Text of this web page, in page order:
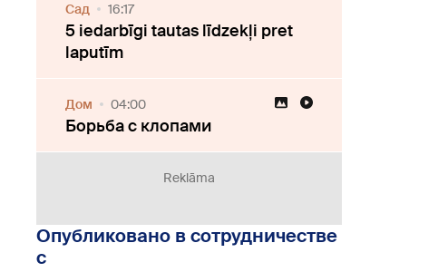
Cад 16:17
5 iedarbīgi tautas līdzekļi pret
laputīm
Дом 04:00
Борьба с клопами
Reklāma
Опубликовано в сотрудничестве
с